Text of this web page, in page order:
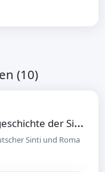
(10)
D
auerausstellung: Verfolgungsgeschichte der Sinti und Roma
Sinti und Roma